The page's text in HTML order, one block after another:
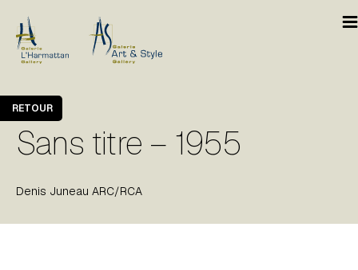
Sans titre – 1955
Denis Juneau ARC/RCA
RETOUR